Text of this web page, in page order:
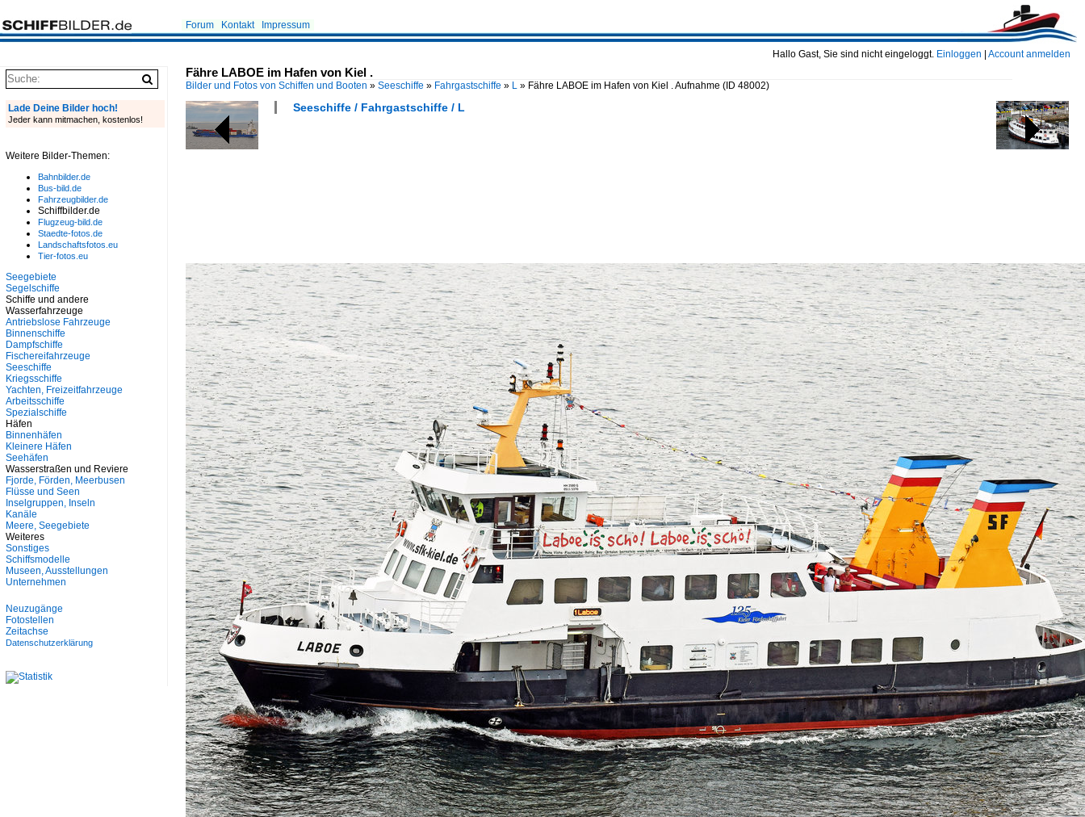
Hallo Gast, Sie sind nicht eingeloggt. Einloggen Account anmelden
Forum Kontakt Impressum
Fähre LABOE im Hafen von Kiel .
Bilder und Fotos von Schiffen und Booten » Seeschiffe » Fahrgastschiffe » L » Fähre LABOE im Hafen von Kiel . Aufnahme (ID 48002)
Seeschiffe / Fahrgastschiffe / L
Lade Deine Bilder hoch!
Jeder kann mitmachen, kostenlos!
Weitere Bilder-Themen:
Bahnbilder.de
Bus-bild.de
Fahrzeugbilder.de
Schiffbilder.de
Flugzeug-bild.de
Staedte-fotos.de
Landschaftsfotos.eu
Tier-fotos.eu
Seegebiete
Segelschiffe
Schiffe und andere
Wasserfahrzeuge
Antriebslose Fahrzeuge
Binnenschiffe
Dampfschiffe
Fischereifahrzeuge
Seeschiffe
Kriegsschiffe
Yachten, Freizeitfahrzeuge
Arbeitsschiffe
Spezialschiffe
Häfen
Binnenhäfen
Kleinere Häfen
Seehäfen
Wasserstraßen und Reviere
Fjorde, Förden, Meerbusen
Flüsse und Seen
Inselgruppen, Inseln
Kanäle
Meere, Seegebiete
Weiteres
Sonstiges
Schiffsmodelle
Museen, Ausstellungen
Unternehmen
Neuzugänge
Fotostellen
Zeitachse
Datenschutzerklärung